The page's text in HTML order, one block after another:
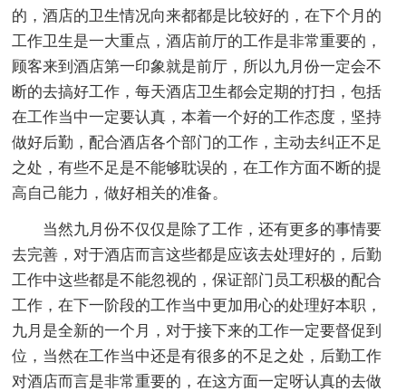
的，酒店的卫生情况向来都都是比较好的，在下个月的
工作卫生是一大重点，酒店前厅的工作是非常重要的，
顾客来到酒店第一印象就是前厅，所以九月份一定会不
断的去搞好工作，每天酒店卫生都会定期的打扫，包括
在工作当中一定要认真，本着一个好的工作态度，坚持
做好后勤，配合酒店各个部门的工作，主动去纠正不足
之处，有些不足是不能够耽误的，在工作方面不断的提
高自己能力，做好相关的准备。
当然九月份不仅仅是除了工作，还有更多的事情要
去完善，对于酒店而言这些都是应该去处理好的，后勤
工作中这些都是不能忽视的，保证部门员工积极的配合
工作，在下一阶段的工作当中更加用心的处理好本职，
九月是全新的一个月，对于接下来的工作一定要督促到
位，当然在工作当中还是有很多的不足之处，后勤工作
对酒店而言是非常重要的，在这方面一定呀认真的去做